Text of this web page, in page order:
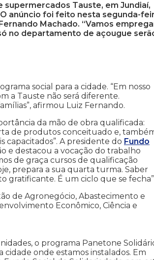
supermercados Tauste, em Jundiaí,
anúncio foi feito nesta segunda-
Machado. “Vamos
no departamento de açougue
social para a cidade. “Em nosso
a Tauste não será diferente.
afirmou Luiz Fernando.
da mão de obra qualificada:
de produtos conceituado e,
capacitados”. A presidente do Fundo
e destacou a vocação do trabalho
de graça cursos de qualificação
prepara a sua quarta turma. Saber
gratificante. É um ciclo que se
de Agronegócio, Abastecimento e
Econômico, Ciência e
o programa Panetone
onde estamos instalados. Em